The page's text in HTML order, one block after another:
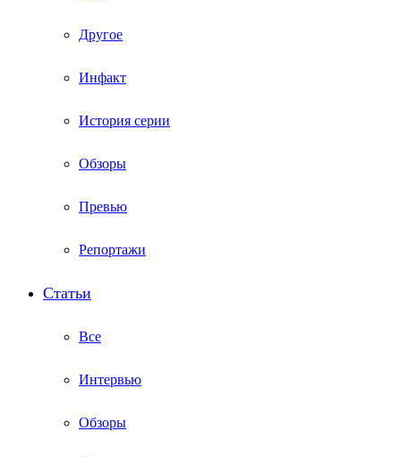
Другое
Инфакт
История серии
Обзоры
Превью
Репортажи
Статьи
Все
Интервью
Обзоры